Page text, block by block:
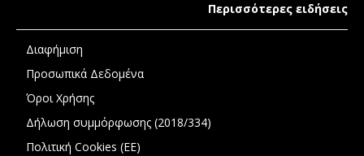
Περισσότερες ειδήσεις
Διαφήμιση
Προσωπικά Δεδομένα
Όροι Χρήσης
Δήλωση συμμόρφωσης (2018/334)
Πολιτική Cookies (ΕΕ)